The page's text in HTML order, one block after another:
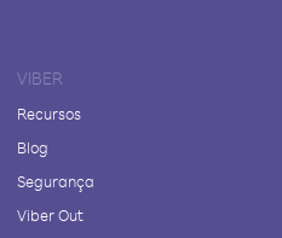
VIBER
Recursos
Blog
Segurança
Viber Out